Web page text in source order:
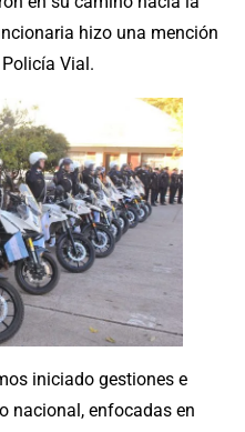
hizo una mención
Vial.
iniciado gestiones e
nacional, enfocadas en